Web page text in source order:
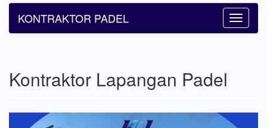
Toggle
KONTRAKTOR PADEL
Kontraktor Lapangan Padel